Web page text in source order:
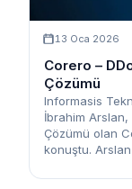
13 Oca 2026
Corero –
Çözümü
Informasis
İbrahim Arslan,
Çözümü olan
konuştu. Arslan